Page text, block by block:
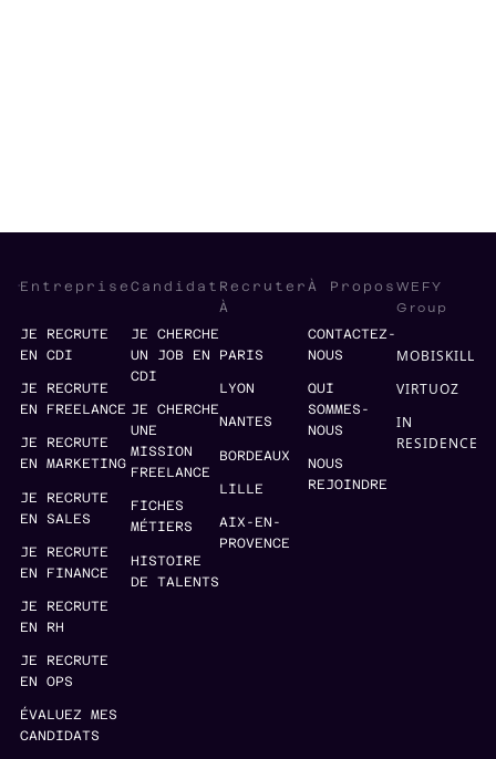
Entreprise
JE RECRUTE
EN CDI
JE RECRUTE
EN FREELANCE
JE RECRUTE
EN MARKETING
JE RECRUTE
EN SALES
JE RECRUTE
EN FINANCE
JE RECRUTE
EN RH
JE RECRUTE
EN OPS
ÉVALUEZ MES
CANDIDATS
Candidat
JE CHERCHE
UN JOB EN
CDI
JE CHERCHE
UNE
MISSION
FREELANCE
FICHES
MÉTIERS
HISTOIRE
DE TALENTS
Recruter
À
PARIS
LYON
NANTES
BORDEAUX
LILLE
AIX-EN-
PROVENCE
À Propos
CONTACTEZ-
NOUS
QUI
SOMMES-
NOUS
NOUS
REJOINDRE
WEFY
Group
MOBISKILL
VIRTUOZ
IN
RESIDENCE